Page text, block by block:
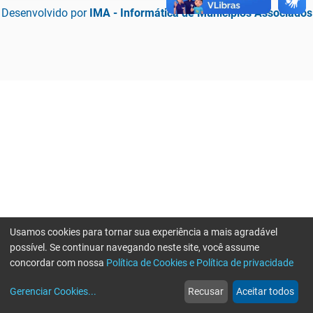
Desenvolvido por IMA - Informática de Municípios Associados
web
Notícias
more_horiz
Mais
Usamos cookies para tornar sua experiência a mais agradável
possível. Se continuar navegando neste site, você assume
concordar com nossa Política de Cookies e Política de privacidade
Gerenciar Cookies... Recusar Aceitar todos
Erro ao enviar informações, por favor tente novamente